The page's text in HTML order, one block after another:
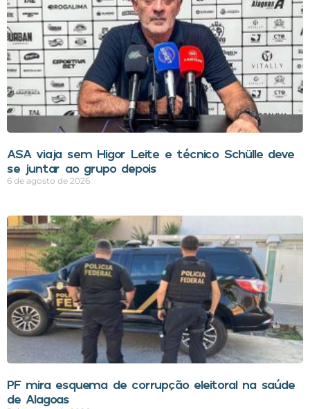
ASA viaja sem Higor Leite e técnico Schülle deve
se juntar ao grupo depois
6 de agosto de 2026
PF mira esquema de corrupção eleitoral na saúde
de Alagoas